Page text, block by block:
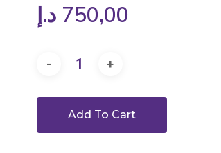
750,00 د.إ
Add To Cart